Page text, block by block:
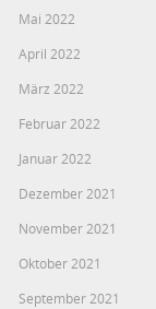
Mai 2022
April 2022
März 2022
Februar 2022
Januar 2022
Dezember 2021
November 2021
Oktober 2021
September 2021